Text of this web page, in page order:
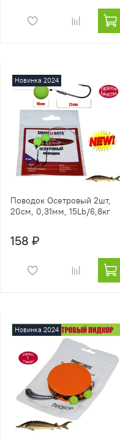
Новинка 2024
Поводок Осетровый 2шт,
20см, 0,31мм, 15Lb/6,8кг
158 ₽
Новинка 2024